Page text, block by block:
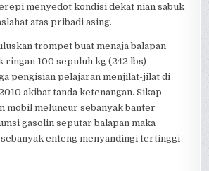
menyedot kondisi dekat nian sabuk
atas pribadi asing.
trompet buat menaja balapan
100 sepuluh kg (242 lbs)
pengisian pelajaran menjilat-jilat di
akibat tanda ketenangan. Sikap
mobil meluncur sebanyak banter
gasolin seputar balapan maka
enteng menyandingi tertinggi